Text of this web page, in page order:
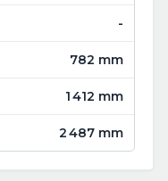
-
782 mm
1 412 mm
2 487 mm